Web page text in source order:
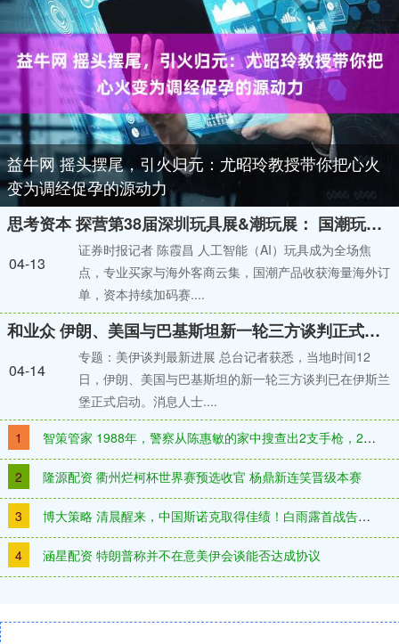
益牛网 摇头摆尾，引火归元：尤昭玲教授带你把心火
变为调经促孕的源动力
思考资本 探营第38届深圳玩具展&潮玩展： 国潮玩具成海外买家“抢手货” 资本持续加码
证券时报记者 陈霞昌 人工智能（AI）玩具成为全场焦
点，专业买家与海外客商云集，国潮产品收获海量海外订
单，资本持续加码赛....
04-13
和业众 伊朗、美国与巴基斯坦新一轮三方谈判正式启动
专题：美伊谈判最新进展 总台记者获悉，当地时间12
日，伊朗、美国与巴基斯坦的新一轮三方谈判已在伊斯兰
堡正式启动。消息人士....
04-14
1 智策管家 1988年，警察从陈惠敏的家中搜查出2支手枪，200发子弹，就在警察
2 隆源配资 衢州烂柯杯世界赛预选收官 杨鼎新连笑晋级本赛
3 博大策略 清晨醒来，中国斯诺克取得佳绩！白雨露首战告捷，高阳爆冷击败传奇选手
4 涵星配资 特朗普称并不在意美伊会谈能否达成协议